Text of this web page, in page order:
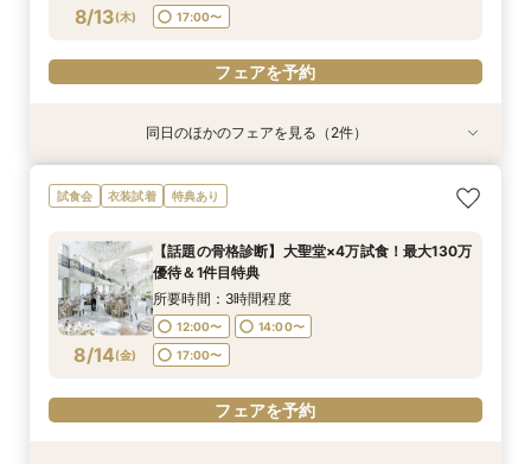
フェアを予約
フェアを予約
フェアを予約
フェアを予約
フェアを予約
8/13(木)
17:00〜
フェアを予約
衣装試着 特典あり
8/13(木)
＜初見学におススメ＞全館見学×4万コース試食×
じっくり相談会
12:00〜
14:00〜
17:00〜
フェアを予約
特典あり
8/13(木)
【LGBTQカップル様へ】ふたりで選ぶ、ふたり
の形◇LGBT検定取得の専属スタッフがご案内◇
所要時間：3時間程度
17:00〜
フェアを予約
同日のほかのフェアを見る（2件）
試食会 衣装試着 特典あり
8/14(金)
【話題の骨格診断】大聖堂×4万試食！最大130万
優待＆1件目特典
所要時間：3時間程度
12:00〜
14:00〜
17:00〜
フェアを予約